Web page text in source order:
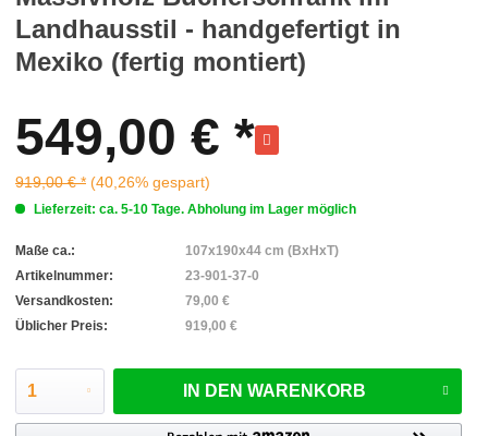
Landhausstil - handgefertigt in
Mexiko (fertig montiert)
549,00 € *
919,00 € * (40,26% gespart)
Lieferzeit: ca. 5-10 Tage. Abholung im Lager möglich
Maße ca.:
107x190x44 cm (BxHxT)
Artikelnummer:
23-901-37-0
Versandkosten:
79,00 €
Üblicher Preis:
919,00 €
IN DEN WARENKORB